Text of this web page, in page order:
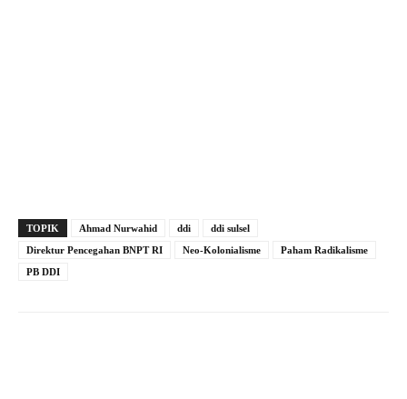
TOPIK Ahmad Nurwahid ddi
ddi sulsel
Direktur Pencegahan BNPT RI
Neo-Kolonialisme
Paham Radikalisme
PB DDI